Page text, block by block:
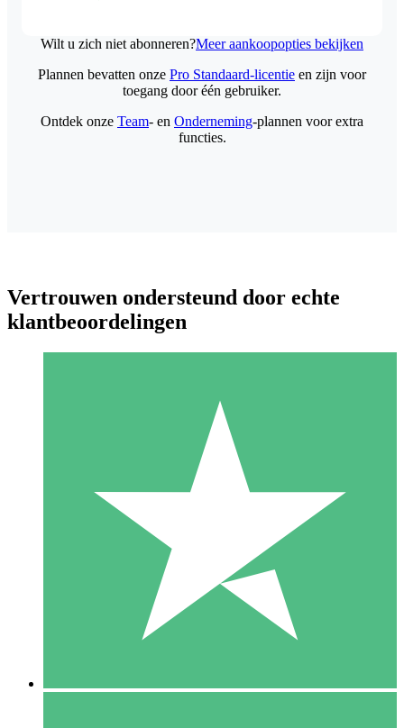
Wilt u zich niet abonneren?Meer aankoopopties bekijken
Individuele Creditpakketten
Betaal per gebruik met downloadtegoeden. Geen maandelijkse
1000
Plannen bevatten onze Pro Standaard-licentie en zijn voor
toegang door één gebruiker.
Ontdek onze Team- en Onderneming-plannen voor extra
functies.
Vertrouwen ondersteund door echte
klantbeoordelingen